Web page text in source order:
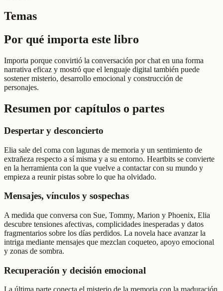
Temas
Por qué importa este libro
Importa porque convirtió la conversación por chat en una forma
narrativa eficaz y mostró que el lenguaje digital también puede
sostener misterio, desarrollo emocional y construcción de
personajes.
Resumen por capítulos o partes
Despertar y desconcierto
Elia sale del coma con lagunas de memoria y un sentimiento de
extrañeza respecto a sí misma y a su entorno. Heartbits se convierte
en la herramienta con la que vuelve a contactar con su mundo y
empieza a reunir pistas sobre lo que ha olvidado.
Mensajes, vínculos y sospechas
A medida que conversa con Sue, Tommy, Marion y Phoenix, Elia
descubre tensiones afectivas, complicidades inesperadas y datos
fragmentarios sobre los días perdidos. La novela hace avanzar la
intriga mediante mensajes que mezclan coqueteo, apoyo emocional
y zonas de sombra.
Recuperación y decisión emocional